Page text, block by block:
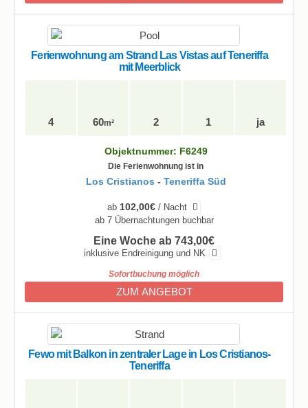
Ferienwohnung am Strand Las Vistas auf Teneriffa
mit Meerblick
4 60m² 2 1 ja
Objektnummer: F6249
Die Ferienwohnung ist in
Los Cristianos - Teneriffa Süd
ab 102,00€/ Nacht
ab 7 Übernachtungen buchbar
Eine Woche ab 743,00€
inklusive Endreinigung und NK
Sofortbuchung möglich
ZUM ANGEBOT
Fewo mit Balkon in zentraler Lage in Los Cristianos-
Teneriffa